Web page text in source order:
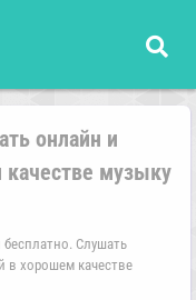
онлайн и
качестве музыку
бесплатно. Слушать
в хорошем качестве